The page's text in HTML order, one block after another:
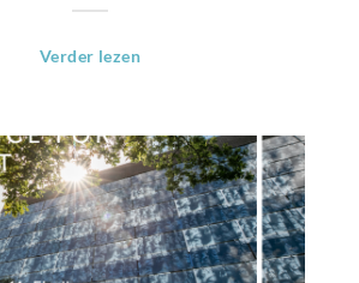
Verder lezen